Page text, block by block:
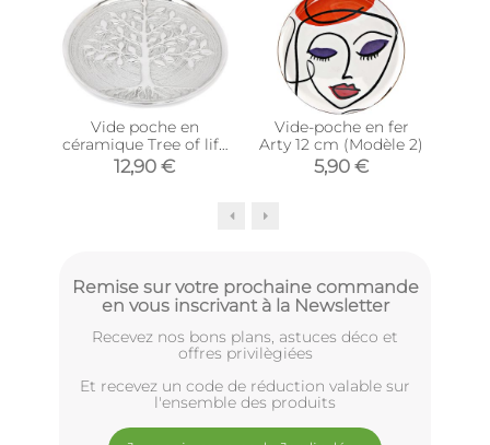
Vide poche en
céramique Tree of life
27 cm
12,90 €
Vide-poche en fer
Arty 12 cm (Modèle 2)
5,90 €
Remise sur votre prochaine commande
en vous inscrivant à la Newsletter
Recevez nos bons plans, astuces déco et
offres privilègiées
Et recevez un code de réduction valable sur
l'ensemble des produits